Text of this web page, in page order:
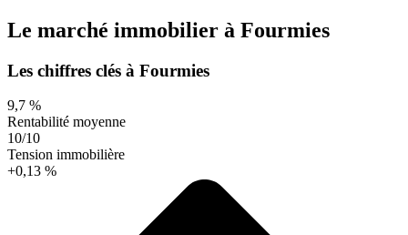
Le marché immobilier à Fourmies
Les chiffres clés à Fourmies
9,7 %
Rentabilité moyenne
10/10
Tension immobilière
+0,13 %